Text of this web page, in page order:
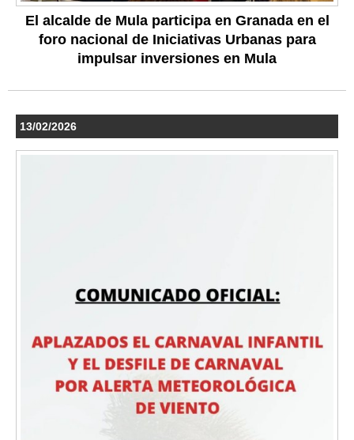
El alcalde de Mula participa en Granada en el
foro nacional de Iniciativas Urbanas para
impulsar inversiones en Mula
13/02/2026